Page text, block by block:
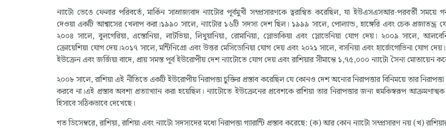
ন্যাটো ভেঙে ফেলার পরিবর্তে, মার্কিন সাম্রাজ্যবাদ ন্যাটোর পূর্বমুখী সম্প্রসারণকে ত্বরান্বিত করেছিল, যা ইউএসএসআর-পরবর্তী সময়ে
দেওয়া একটি আশ্বাসের খেলাপ করা।১৯৯০ সালে, ন্যাটোর ১৬টি সদস্য দেশ ছিল। ১৯৯৯ সালে, পোল্যান্ড, হাঙ্গেরি এবং চেক প্রজাতন্ত্র
২০০৪ সালে, বুলগেরিয়া, এস্তোনিয়া, লাটভিয়া, লিথুয়ানিয়া, রোমানিয়া, স্লোভাকিয়া এবং স্লোভেনিয়া যোগ দেয়। ২০০৯ সালে,
ক্রোয়েশিয়া যোগ দেয়।২০১৭ সালে, মন্টিনিগ্রো এবং উত্তর মেসিডোনিয়া যোগ দেয় এবং ২০২১ সালে, বসনিয়া এবং হার্জেগোভিনা যোগ
ইউক্রেন এবং জর্জিয়া বাদে, প্রায় সমস্ত পূর্ব ইউরোপীয় দেশ ন্যাটোতে যোগ দেয় এবং রাশিয়ার সীমান্তে ১,৭৫,০০০ ন্যাটো সৈন্য মোতায়েন
২০০৮ সালে, রাশিয়া এই নীতিতে একটি ইউরোপীয় নিরাপত্তা চুক্তির প্রস্তাব করেছিল যে কোনও দেশ অন্যের নিরাপত্তার বিনিময়ে তার
করবে না।এই প্রস্তাব অবশ্য প্রত্যাখ্যান করা হয়েছিল। ন্যাটোতে ইউক্রেনের প্রবেশকে রাশিয়া তার নিরাপত্তার জন্য হুমকিস্বরূপ
হিসাবে সঠিকভাবে দেখেছে।
গত ডিসেম্বরে, রাশিয়া, রাশিয়া এবং ন্যাটো সদস্যদের মধ্যে নিরাপত্তা গ্যারান্টি প্রস্তাব করেছে: (ক) আর কোন ন্যাটো সম্প্রসারণ নয় (খ)